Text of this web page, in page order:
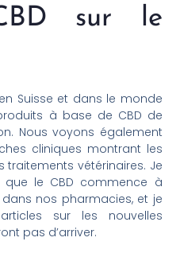
sur le
Suisse et dans le monde
à base de CBD de
Nous voyons également
cliniques montrant les
traitements vétérinaires. Je
le CBD commence à
nos pharmacies, et je
sur les nouvelles
pas d’arriver.